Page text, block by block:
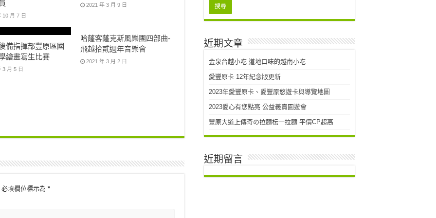
10 月 7 日
2021 年 3 月 9 日
備指揮部豐原區國
繪畫寫生比賽
3 月 5 日
哈蕯客蕯克斯風樂團四部曲-
飛越拾貳週年音樂會
2021 年 3 月 2 日
必填欄位標示為 *
近期文章
金泉台越小吃 道地口味的越南小吃
愛豐原卡 12年紀念版更新
2023年愛豐原卡、愛豐原悠遊卡與導覽地圖
2023愛心有您點亮 公益義賣園遊會
豐原大道上傳奇の拉麵枟一拉麵 平價CP超高
近期留言